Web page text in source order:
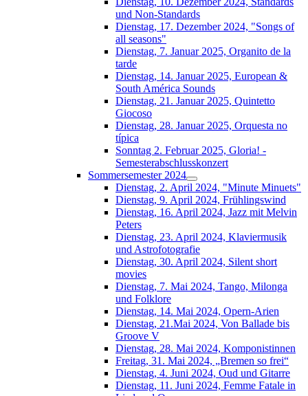
und Non-Standards
Dienstag, 17. Dezember 2024, "Songs of
all seasons"
Dienstag, 7. Januar 2025, Organito de la
tarde
Dienstag, 14. Januar 2025, European &
South América Sounds
Dienstag, 21. Januar 2025, Quintetto
Giocoso
Dienstag, 28. Januar 2025, Orquesta no
típica
Sonntag 2. Februar 2025, Gloria! -
Semesterabschlusskonzert
Sommersemester 2024
Dienstag, 2. April 2024, "Minute Minuets"
Dienstag, 9. April 2024, Frühlingswind
Dienstag, 16. April 2024, Jazz mit Melvin
Peters
Dienstag, 23. April 2024, Klaviermusik
und Astrofotografie
Dienstag, 30. April 2024, Silent short
movies
Dienstag, 7. Mai 2024, Tango, Milonga
und Folklore
Dienstag, 14. Mai 2024, Opern-Arien
Dienstag, 21.Mai 2024, Von Ballade bis
Groove V
Dienstag, 28. Mai 2024, Komponistinnen
Freitag, 31. Mai 2024, „Bremen so frei“
Dienstag, 4. Juni 2024, Oud und Gitarre
Dienstag, 11. Juni 2024, Femme Fatale in